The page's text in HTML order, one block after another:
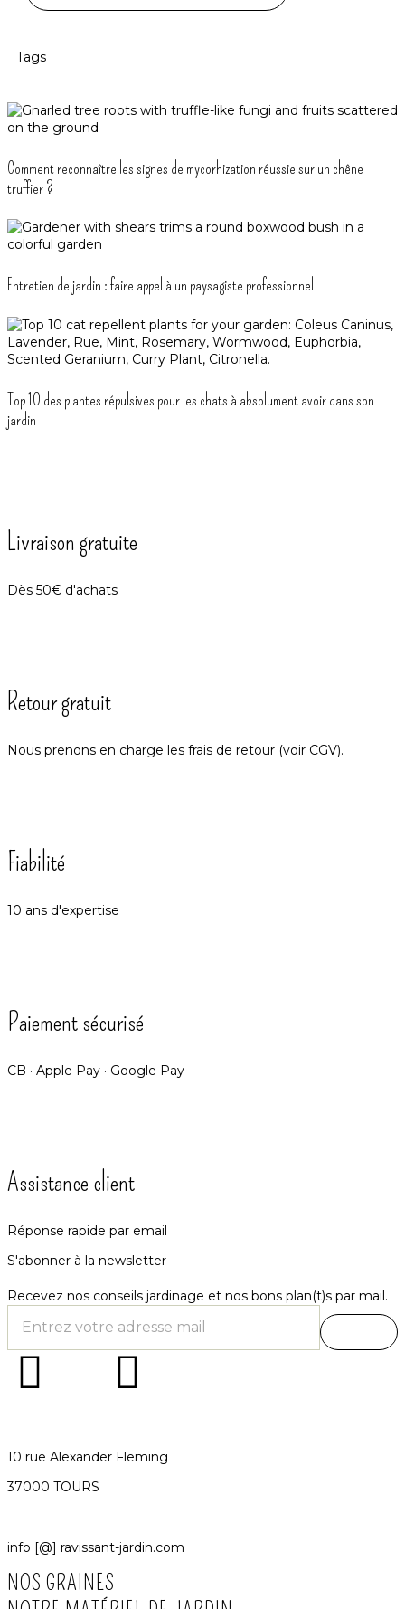
Tags
Comment reconnaître les signes de mycorhization réussie sur un chêne
truffier ?
Entretien de jardin : faire appel à un paysagiste professionnel
Top 10 des plantes répulsives pour les chats à absolument avoir dans son
jardin
Livraison gratuite
Dès 50€ d'achats
Retour gratuit
Nous prenons en charge les frais de retour (voir CGV).
Fiabilité
10 ans d'expertise
Paiement sécurisé
CB · Apple Pay · Google Pay
Assistance client
Réponse rapide par email
S'abonner à la newsletter
Recevez nos conseils jardinage et nos bons plan(t)s par mail.
10 rue Alexander Fleming
37000 TOURS
info [@] ravissant-jardin.com
NOS GRAINES